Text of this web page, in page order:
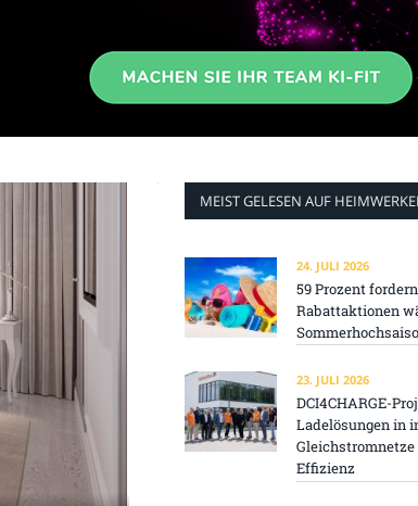
MEIST GELESEN AUF
24. JULI 2026
59 Prozent
Rabattaktionen
23. JULI 2026
DCI4CHARGE-
Ladelösungen in
Effizienz